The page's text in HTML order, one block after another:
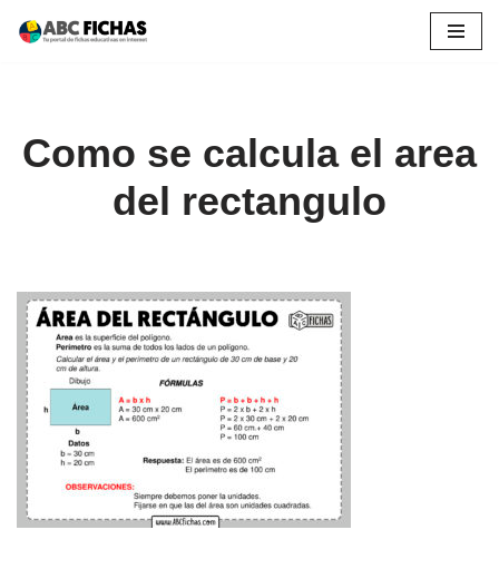
Como se calcula el area
del rectangulo